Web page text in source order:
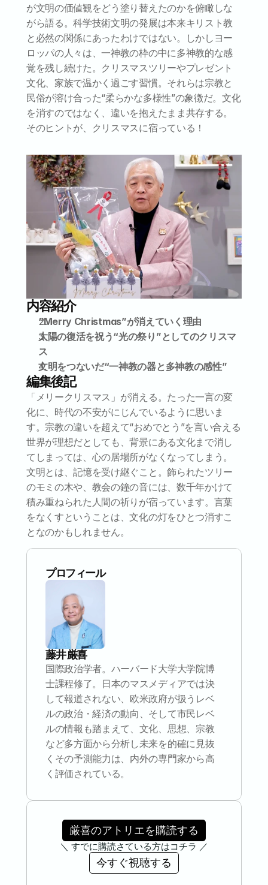
が文明の価値観をどう塗り替えたのかを俯瞰しな
がら語る。科学技術文明の発展は本来キリスト教
と必然の関係にあったわけではない。しかしヨー
ロッパの人々は、一神教の枠の中に多神教的な感
覚を残し続けた。クリスマスツリーやプレゼント
文化、家族で温かく過ごす習慣。それらは宗教と
民俗が溶け合った“柔らかな多様性”の象徴だ。文化
を消すのではなく、違いを抱えたまま共存する。
そのヒントが、クリスマスに宿っている！
内容紹介
“Merry Christmas”が消えていく理由
太陽の復活を祝う“光の祭り”としてのクリスマ
ス
文明をつないだ“一神教の器と多神教の感性”
編集後記
「メリークリスマス」が消える。たった一言の変
化に、時代の不安がにじんでいるように思いま
す。宗教の違いを超えて“おめでとう”を言い合える
世界が理想だとしても、背景にある文化まで消し
てしまっては、心の居場所がなくなってしまう。
文明とは、記憶を受け継ぐこと。飾られたツリー
のモミの木や、教会の鐘の音には、数千年かけて
積み重ねられた人間の祈りが宿っています。言葉
をなくすということは、文化の灯をひとつ消すこ
となのかもしれません。
プロフィール
藤井 厳喜
国際政治学者。ハーバード大学大学院博
士課程修了。日本のマスメディアでは決
して報道されない、欧米政府が扱うレベ
ルの政治・経済の動向、そして市民レベ
ルの情報も踏まえて、文化、思想、宗教
など多方面から分析し未来を的確に見抜
くその予測能力は、内外の専門家から高
く評価されている。
厳喜のアトリエを購読する
＼ すでに購読さている方はコチラ ／
今すぐ視聴する